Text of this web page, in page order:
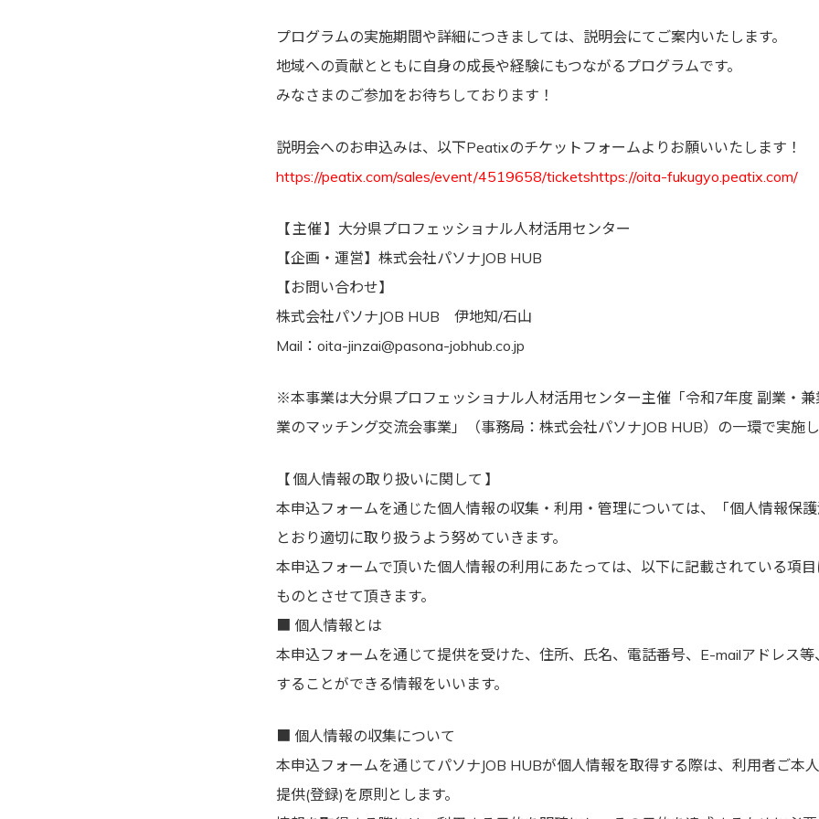
プログラムの実施期間や詳細につきましては、説明会にてご案内いたします。
地域への貢献とともに自身の成長や経験にもつながるプログラムです。
みなさまのご参加をお待ちしております！
説明会へのお申込みは、以下Peatixのチケットフォームよりお願いいたします！
https://peatix.com/sales/event/4519658/ticketshttps://oita-fukugyo.peatix.com/
【 主催 】大分県プロフェッショナル人材活用センター
【企画・運営】株式会社パソナJOB HUB
【お問い合わせ】
株式会社パソナJOB HUB 伊地知/石山
Mail：oita-jinzai@pasona-jobhub.co.jp
※本事業は大分県プロフェッショナル人材活用センター主催「令和7年度 副業・
業のマッチング交流会事業」（事務局：株式会社パソナJOB HUB）の一環で実施し
【 個人情報の取り扱いに関して 】
本申込フォームを通じた個人情報の収集・利用・管理については、「個人情報保
とおり適切に取り扱うよう努めていきます。
本申込フォームで頂いた個人情報の利用にあたっては、以下に記載されている項
ものとさせて頂きます。
■ 個人情報とは
本申込フォームを通じて提供を受けた、住所、氏名、電話番号、E-mailアドレス
することができる情報をいいます。
■ 個人情報の収集について
本申込フォームを通じてパソナJOB HUBが個人情報を取得する際は、利用者ご本
提供(登録)を原則とします。